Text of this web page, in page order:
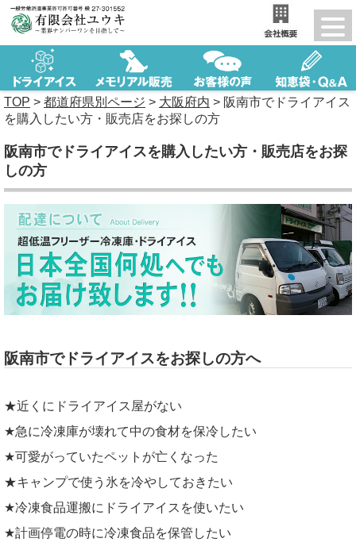
TOP > 都道府県別ページ > 大阪府内 > 阪南市でドライアイス
を購入したい方・販売店をお探しの方
阪南市でドライアイスを購入したい方・販売店をお探
しの方
阪南市でドライアイスをお探しの方へ
★近くにドライアイス屋がない
★急に冷凍庫が壊れて中の食材を保冷したい
★可愛がっていたペットが亡くなった
★キャンプで使う氷を冷やしておきたい
★冷凍食品運搬にドライアイスを使いたい
★計画停電の時に冷凍食品を保管したい